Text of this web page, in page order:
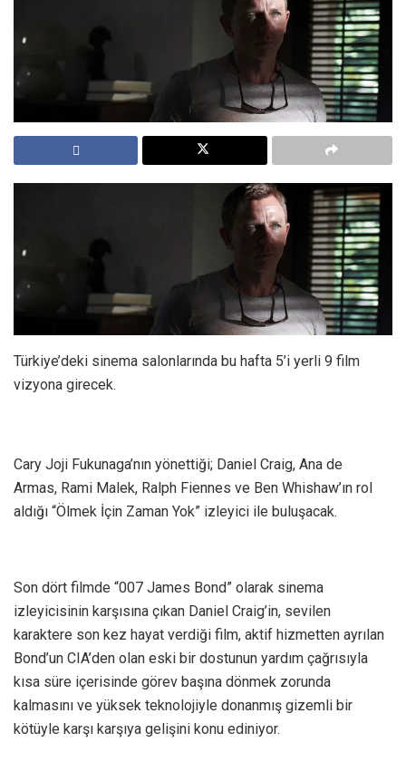
Türkiye’deki sinema salonlarında bu hafta 5’i yerli 9 film
vizyona girecek.
Cary Joji Fukunaga’nın yönettiği; Daniel Craig, Ana de
Armas, Rami Malek, Ralph Fiennes ve Ben Whishaw’ın rol
aldığı “Ölmek İçin Zaman Yok” izleyici ile buluşacak.
Son dört filmde “007 James Bond” olarak sinema
izleyicisinin karşısına çıkan Daniel Craig’in, sevilen
karaktere son kez hayat verdiği film, aktif hizmetten ayrılan
Bond’un CIA’den olan eski bir dostunun yardım çağrısıyla
kısa süre içerisinde görev başına dönmek zorunda
kalmasını ve yüksek teknolojiyle donanmış gizemli bir
kötüyle karşı karşıya gelişini konu ediniyor.